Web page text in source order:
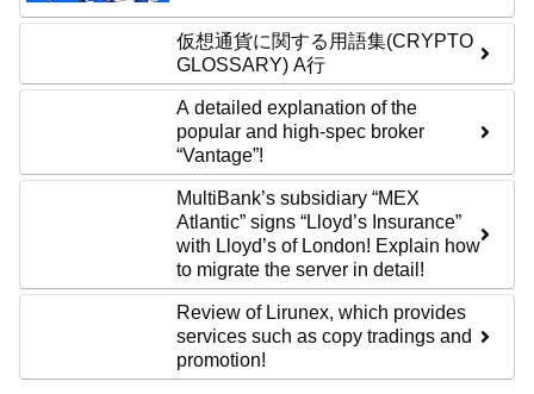
仮想通貨に関する用語集(CRYPTO
GLOSSARY) A行
A detailed explanation of the
popular and high-spec broker
“Vantage”!
MultiBank’s subsidiary “MEX
Atlantic” signs “Lloyd’s Insurance”
with Lloyd’s of London! Explain how
to migrate the server in detail!
Review of Lirunex, which provides
services such as copy tradings and
promotion!